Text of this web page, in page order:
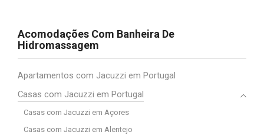
Acomodações Com Banheira De
Hidromassagem
Apartamentos com Jacuzzi em Portugal
Casas com Jacuzzi em Portugal
Casas com Jacuzzi em Açores
Casas com Jacuzzi em Alentejo